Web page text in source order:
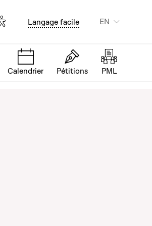
Options d'accessibilité
Langage facile EN
Calendrier Pétitions PML